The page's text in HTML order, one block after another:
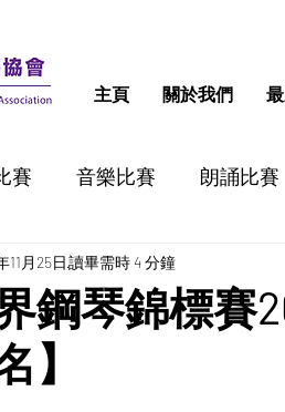
主頁 關於我們
賽 音樂比賽 朗誦比賽
賽 跳舞比賽
鋼琴錦標賽
】
11月25日讀畢需時 4 分鐘